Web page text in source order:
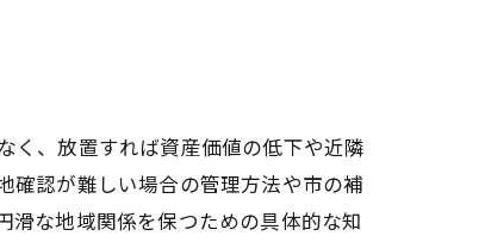
く、放置すれば資産価値の低下や近隣
確認が難しい場合の管理方法や市の補
な地域関係を保つための具体的な知